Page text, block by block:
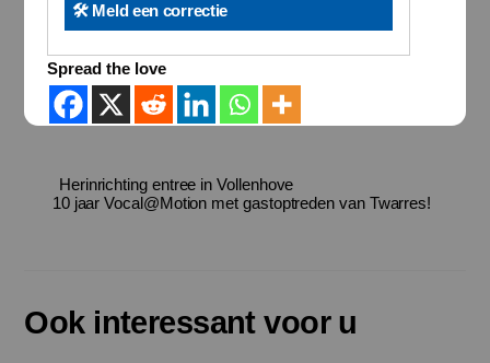
🛠️ Meld een correctie
Spread the love
Herinrichting entree in Vollenhove
10 jaar Vocal@Motion met gastoptreden van Twarres!
Ook interessant voor u